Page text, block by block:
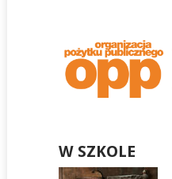
W SZKOLE